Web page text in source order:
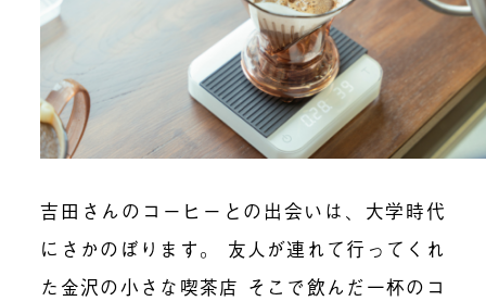
吉田さんのコーヒーとの出会いは、大学時代
にさかのぼります。 友人が連れて行ってくれ
た金沢の小さな喫茶店 そこで飲んだ一杯のコ